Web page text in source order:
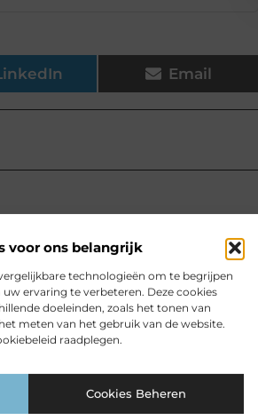
voor ons belangrijk
technologieën om te begrijpen
ervaring te verbeteren. Deze cookies
doeleinden, zoals het tonen van
meten van het gebruik van de website.
raadplegen.
Cookies Beheren
Email
until